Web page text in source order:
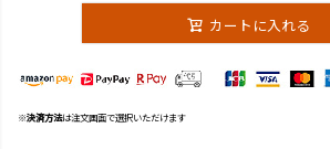
カートに入れる
※決済方法は注文画面で選択いただけます